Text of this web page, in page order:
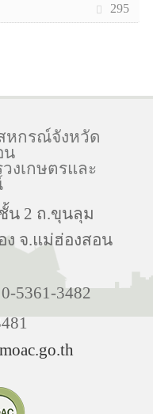
295
หกรณ์จังหวัด
น
งเกษตรและ
น 2 ถ.ขุนลุม
ง จ.แม่ฮ่องสอน
5361-3482